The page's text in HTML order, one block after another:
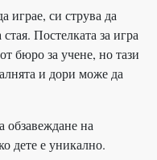
играе, си струва да
Постелката за игра
бюро за учене, но тази
и дори може да
обзавеждане на
дете е уникално.